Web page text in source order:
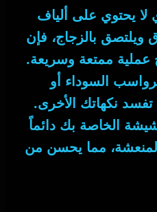
لا يحتوي على ألياف
ويلتصق بالزجاج، فإن
ممتعة وسريعة.
السوداء أو
تفسد نكهاتك الأخرى.
الخاصة بك دائماً
المنعشة، مما يحسن من